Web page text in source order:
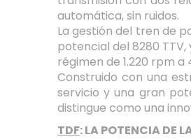
automática, sin ruidos.
La gestión del tren de
potencial del 8280
régimen de 1.220 rpm
Construido con una
servicio y una gran
distingue como una
TDF: LA POTENCIA DE